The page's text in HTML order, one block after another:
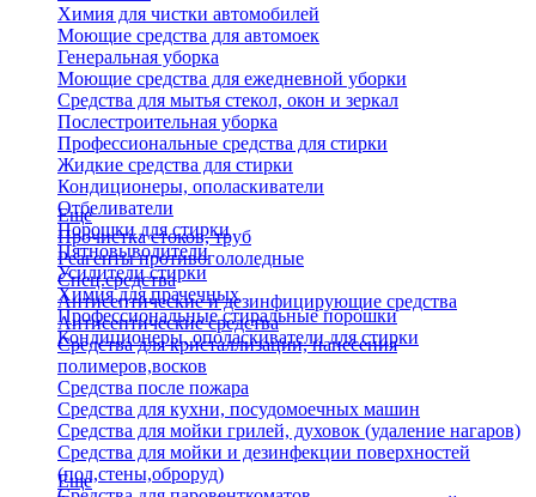
Химия для чистки автомобилей
Моющие средства для автомоек
Генеральная уборка
Моющие средства для ежедневной уборки
Средства для мытья стекол, окон и зеркал
Послестроительная уборка
Профессиональные средства для стирки
Жидкие средства для стирки
Кондиционеры, ополаскиватели
Отбеливатели
Порошки для стирки
Пятновыводители
Усилители стирки
Химия для прачечных
Профессиональные стиральные порошки
Кондиционеры, ополаскиватели для стирки
Еще
Прочистка стоков, труб
Реагенты противогололедные
Спец.средства
Антисептические и дезинфицирующие средства
Антисептические средства
Средства для кристаллизации, нанесения
полимеров,восков
Средства после пожара
Средства для кухни, посудомоечных машин
Средства для мойки грилей, духовок (удаление нагаров)
Средства для мойки и дезинфекции поверхностей
(пол,стены,оброруд)
Еще